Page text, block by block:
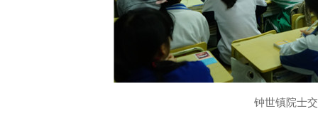
钟世镇院士